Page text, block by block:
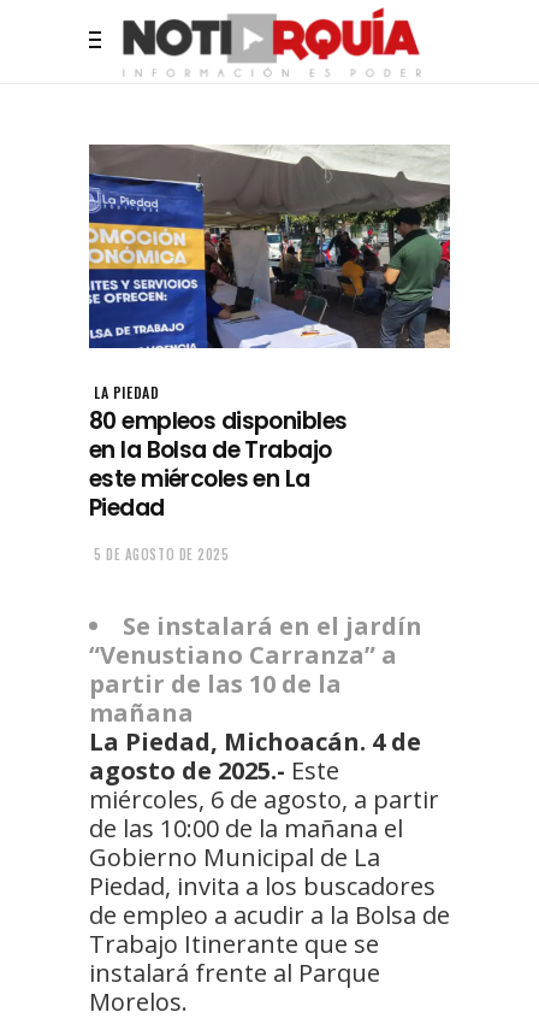
LA PIEDAD
80 empleos disponibles
en la Bolsa de Trabajo
este miércoles en La
Piedad
5 DE AGOSTO DE 2025
Se instalará en el jardín
“Venustiano Carranza” a
partir de las 10 de la
mañana
La Piedad, Michoacán. 4 de
agosto de 2025.- Este
miércoles, 6 de agosto, a partir
de las 10:00 de la mañana el
Gobierno Municipal de La
Piedad, invita a los buscadores
de empleo a acudir a la Bolsa de
Trabajo Itinerante que se
instalará frente al Parque
Morelos.